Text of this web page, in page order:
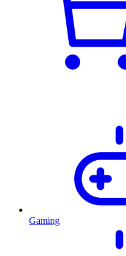
Gaming